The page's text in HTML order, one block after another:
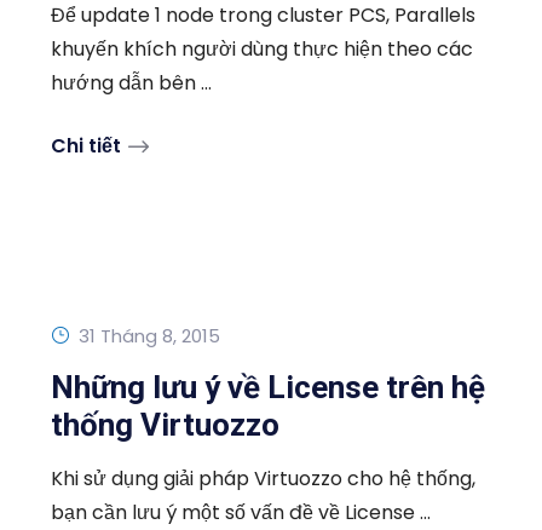
Để update 1 node trong cluster PCS, Parallels
khuyến khích người dùng thực hiện theo các
hướng dẫn bên ...
Chi tiết
31 Tháng 8, 2015
Những lưu ý về License trên hệ
thống Virtuozzo
Khi sử dụng giải pháp Virtuozzo cho hệ thống,
bạn cần lưu ý một số vấn đề về License ...